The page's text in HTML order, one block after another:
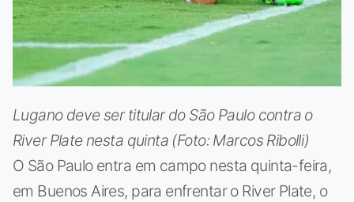
Lugano deve ser titular do São Paulo contra o
River Plate nesta quinta (Foto: Marcos Ribolli)
O São Paulo entra em campo nesta quinta-feira,
em Buenos Aires, para enfrentar o River Plate, o